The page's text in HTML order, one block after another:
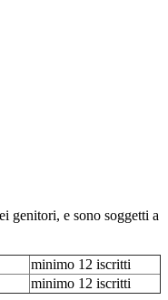
genitori, e sono soggetti a
minimo 12 iscritti
minimo 12 iscritti